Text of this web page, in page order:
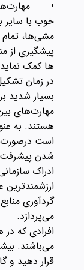
•
خوب با
مشی‌ها، تمام
پیشگیری از
ها کمک
در زمان
بسیار شدید
مهارت‌های
هستند. به
است درصورت
شدن پیشرفت
ادراک
ارزشمندترین
گردآوری
می‌پردازد.
افرادی که در
می‌باشند.
قرار دهید و